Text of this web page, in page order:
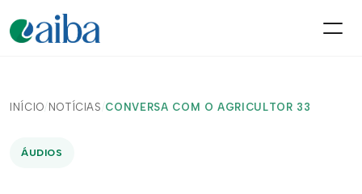
INÍCIO/ NOTÍCIAS /CONVERSA COM O AGRICULTOR 33
ÁUDIOS